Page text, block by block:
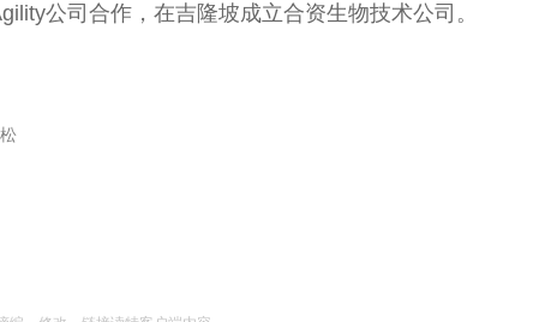
公司合作，在吉隆坡成立合资生物技术公司。